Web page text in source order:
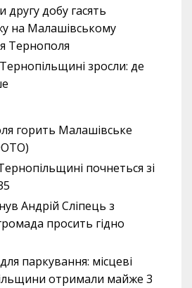
другу добу гасять
на Малашівському
Тернополя
зросли: де
горить Малашівське
почнеться зі
Андрій Сліпець з
просить гідно
паркування: місцеві
отримали майже 3